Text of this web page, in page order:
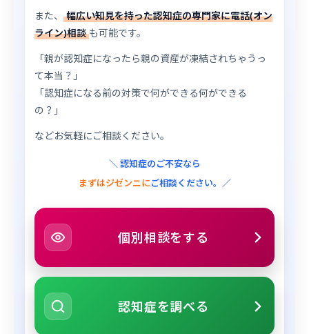
また、
幅広い知見を持った認知症の専門家に電話(オン
ライン)相談も可能です。
「親が認知症になったら親の資産が凍結されちゃうっ
て本当？」
「認知症になる前の対策で何ができる何ができる
の？」
などお気軽にご相談ください。
＼ 認知症のご不安なら
まずはジゼンニにご相談ください。／
個別相談をする
認知症を調べる